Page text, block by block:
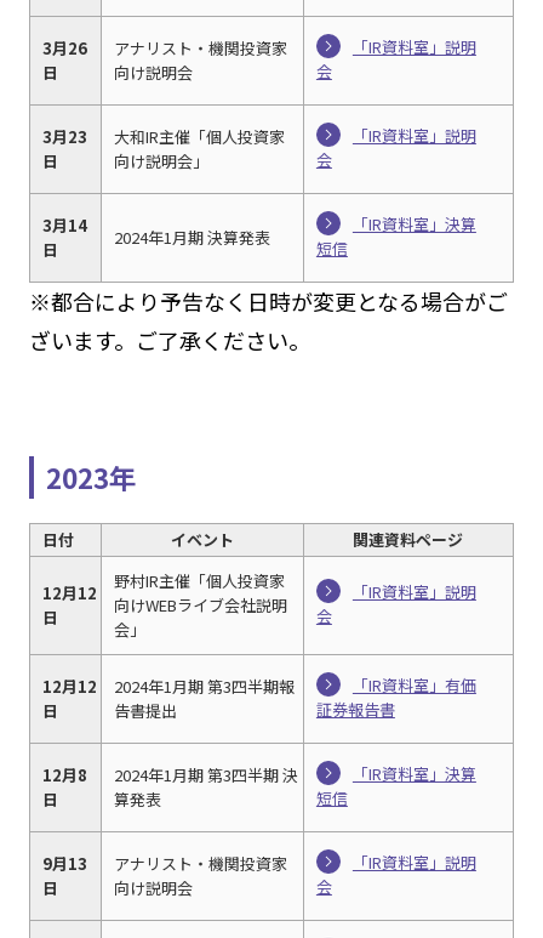
3月26
日
アナリスト・機関投資家
向け説明会
「IR資料室」説明
会
3月23
日
大和IR主催「個人投資家
向け説明会」
「IR資料室」説明
会
3月14
日
2024年1月期 決算発表
「IR資料室」決算
短信
※都合により予告なく日時が変更となる場合がご
ざいます。ご了承ください。
2023年
日付 イベント 関連資料ページ
12月12
日
野村IR主催「個人投資家
向けWEBライブ会社説明
会」
「IR資料室」説明
会
12月12
日
2024年1月期 第3四半期報
告書提出
「IR資料室」有価
証券報告書
12月8
日
2024年1月期 第3四半期 決
算発表
「IR資料室」決算
短信
9月13
日
アナリスト・機関投資家
向け説明会
「IR資料室」説明
会